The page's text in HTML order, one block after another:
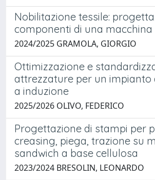
Nobilitazione tessile:
componenti di una
2024/2025 GRAMOLA, GIORGIO
Ottimizzazione e
attrezzature per un impianto
a induzione
2025/2026 OLIVO, FEDERICO
Progettazione di stampi per
creasing, piega, trazione su
sandwich a base cellulosa
2023/2024 BRESOLIN, LEONARDO